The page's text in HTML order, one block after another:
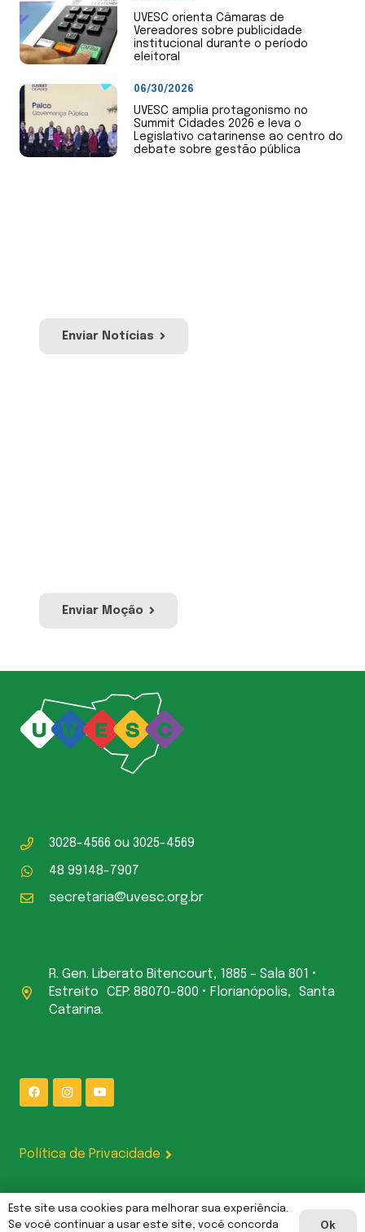
UVESC orienta Câmaras de
Vereadores sobre publicidade
institucional durante o período
eleitoral
06/30/2026
UVESC amplia protagonismo no
Summit Cidades 2026 e leva o
Legislativo catarinense ao centro do
debate sobre gestão pública
Enviar Notícias
Enviar Moção
3028-4566 ou 3025-4569
48 99148-7907
secretaria@uvesc.org.br
R. Gen. Liberato Bitencourt, 1885 – Sala 801 •
Estreito CEP: 88070-800 • Florianópolis, Santa
Catarina.
Política de Privacidade
UVESC Comunicações | Gerenciado por L P CODE LTDA — CNPJ:
Este site usa cookies para melhorar sua experiência.
Se você continuar a usar este site, você concorda
Ok